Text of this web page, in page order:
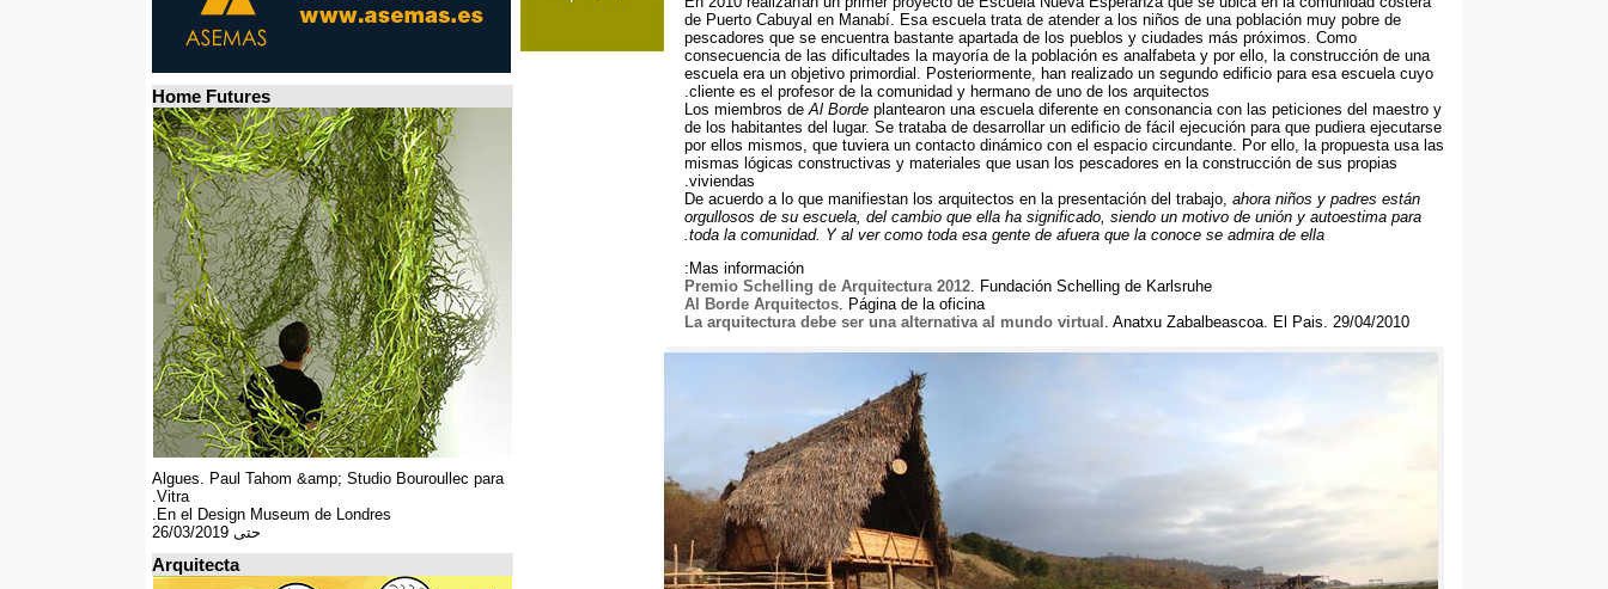
de Puerto Cabuyal en Manabí. Esa escuela trata de atender a los niños de una población muy pobre de
pescadores que se encuentra bastante apartada de los pueblos y ciudades más próximos. Como
consecuencia de las dificultades la mayoría de la población es analfabeta y por ello, la construcción de una
escuela era un objetivo primordial . Posteriormente, han realizado un segundo edificio para esa escuela cuyo
cliente es el profesor de la comunidad y hermano de uno de los arquitectos
.
Los miembros de Al Borde plantearon una escuela diferente en consonancia con las peticiones del maestro y
de los habitantes del lugar. Se trataba de desarrollar un edificio de fácil ejecución para que pudiera ejecutarse
por ellos mismos, que tuviera un contacto dinámico con el espacio circundante. Por ello, la propuesta usa las
mismas lógicas constructivas y materiales que usan los pescadores en la construcción de sus propias
viviendas
.
De acuerdo a lo que manifiestan los arquitectos en la presentación del trabajo, ahora niños y padres están
orgullosos de su escuela, del cambio que ella ha significado, siendo un motivo de unión y autoestima para
toda la comunidad. Y al ver como toda esa gente de afuera que la conoce se admira de ella
.
Mas información:
Premio Schelling de Arquitectura2012. Fundación Schelling de Karlsruhe
Al Borde Arquitectos. Página de la oficina
La arquitectura debe ser una alternativa al mundo virtual . Anatxu Zabalbeascoa. El Pais. 29/04/2010
Home Futures
Algues. Paul Tahom &amp; Studio Bouroullec para
Vitra.
En el Design Museum de Londres.
حتى 26/03/2019
Arquitecta